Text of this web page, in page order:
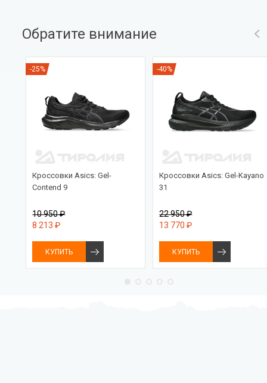
Обратите внимание
-25%
Кроссовки Asics: Gel-
Contend 9
10 950 ₽
8 213 ₽
КУПИТЬ
-40%
Кроссовки Asics: Gel-Kayano
31
22 950 ₽
13 770 ₽
КУПИТЬ